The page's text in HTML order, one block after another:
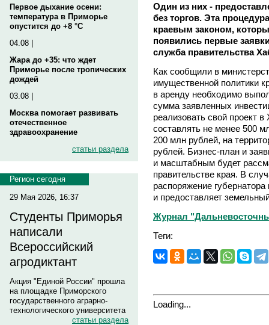
Первое дыхание осени:
температура в Приморье
опустится до +8 °C
04.08 |
Жара до +35: что ждет
Приморье после тропических
дождей
03.08 |
Москва помогает развивать
отечественное
здравоохранение
статьи раздела
Регион сегодня
29 Мая 2026, 16:37
Студенты Приморья
написали
Всероссийский
агродиктант
Акция "Единой России" прошла
на площадке Приморского
государственного аграрно-
технологического университета
статьи раздела
Один из них -
без торгов. Эта
краевым законом,
появились первые
служба правительства
Как сообщили в
имущественной политики
в аренду необходимо
сумма заявленных
реализовать свой проект
составлять не менее 500
200 млн рублей, на
рублей. Бизнес-план и
и масштабным будет
правительстве края. В
распоряжение
и предоставляет
Журнал
Теги:
Loading...